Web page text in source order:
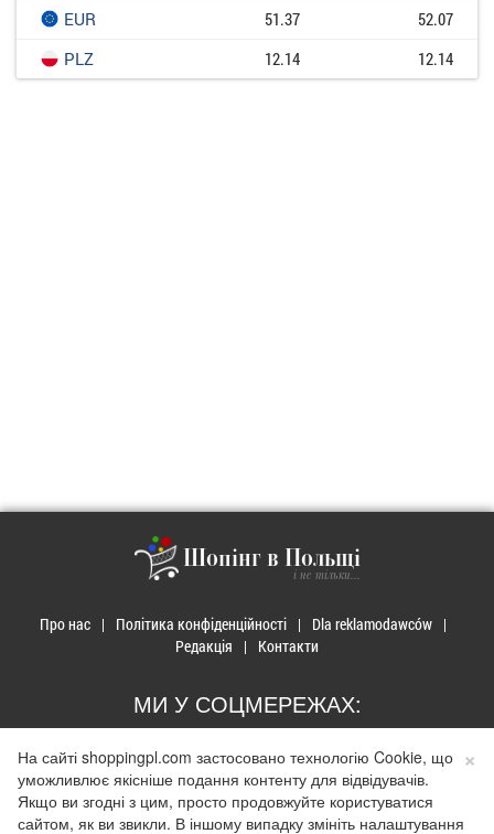
EUR
51.37
52.07
PLZ
12.14 12.14
Шопінг в Польщі
і не тільки...
Про нас Політика конфіденційності
Dla reklamodawców
Редакція
Контакти
МИ У СОЦМЕРЕЖАХ:
© 2026 Закупи в Польщі. Developed byRealnet.cf.Depositphotos
×
На сайті shoppingpl.com застосовано технологію Cookie, що
уможливлює якісніше подання контенту для відвідувачів.
Якщо ви згодні з цим, просто продовжуйте користуватися
сайтом, як ви звикли. В іншому випадку змініть налаштування